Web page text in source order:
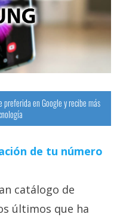
en Google y recibe más
de tu número
catálogo de
últimos que ha